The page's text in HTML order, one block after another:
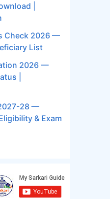
|
Check 2026 —
List
2026 —
|
28 —
& Exam